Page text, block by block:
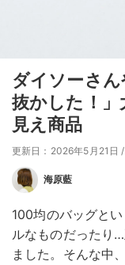
ダイソーさ
抜かした！」
見え商品
更新日：2026年5月21日 /
海原藍
100均のバッグと
ルなものだったり
ました。そんな中